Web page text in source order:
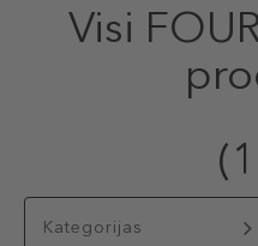
Visi
Kategorijas